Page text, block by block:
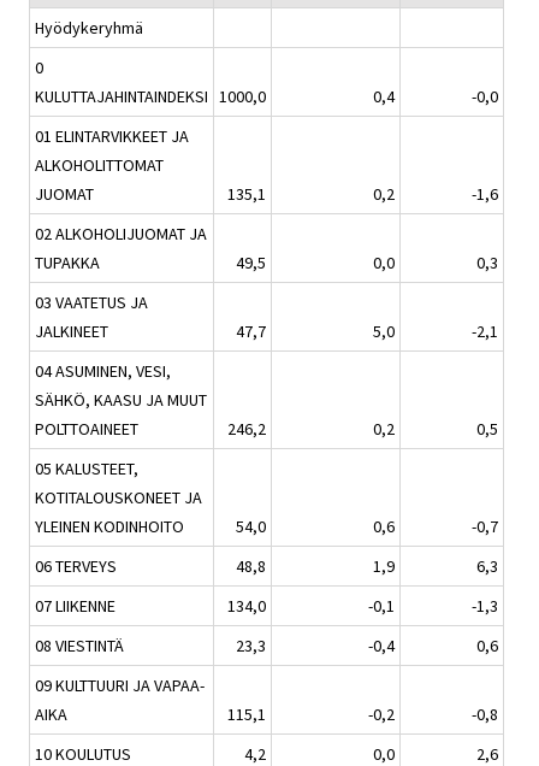
Hyödykeryhmä
0
KULUTTAJAHINTAINDEKSI 1000,0 0,4
-0,0
01 ELINTARVIKKEET JA
ALKOHOLITTOMAT
JUOMAT
135,1 0,2
-1,6
02 ALKOHOLIJUOMAT JA
TUPAKKA
49,5 0,0
0,3
03 VAATETUS JA
JALKINEET
47,7 5,0
-2,1
04 ASUMINEN, VESI,
SÄHKÖ, KAASU JA MUUT
POLTTOAINEET
246,2 0,2
0,5
05 KALUSTEET,
KOTITALOUSKONEET JA
YLEINEN KODINHOITO
54,0 0,6
-0,7
06 TERVEYS
48,8 1,9
6,3
07 LIIKENNE
134,0 -0,1
-1,3
08 VIESTINTÄ
23,3 -0,4
0,6
09 KULTTUURI JA VAPAA-
AIKA
115,1 -0,2
-0,8
10 KOULUTUS
4,2 0,0
2,6